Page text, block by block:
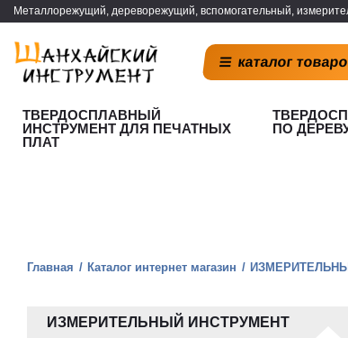
Металлорежущий, дереворежущий, вспомогательный,
каталог
ТВЕРДОСПЛАВНЫЙ
ИНСТРУМЕНТ ДЛЯ ПЕЧАТНЫХ
ПЛАТ
ПО
Главная Каталог интернет магазин
ИЗМЕРИТЕЛЬНЫЙ ИНСТРУМЕНТ